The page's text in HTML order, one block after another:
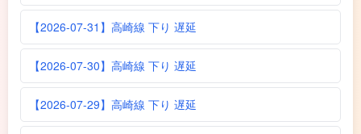
【2026-07-31】高崎線 下り 遅延
【2026-07-30】高崎線 下り 遅延
【2026-07-29】高崎線 下り 遅延